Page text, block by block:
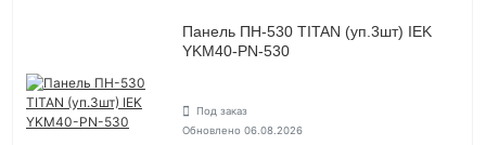
Панель ПН-530 TITAN (уп.3шт) IEK
YKM40-PN-530
Под заказ
Обновлено 06.08.2026